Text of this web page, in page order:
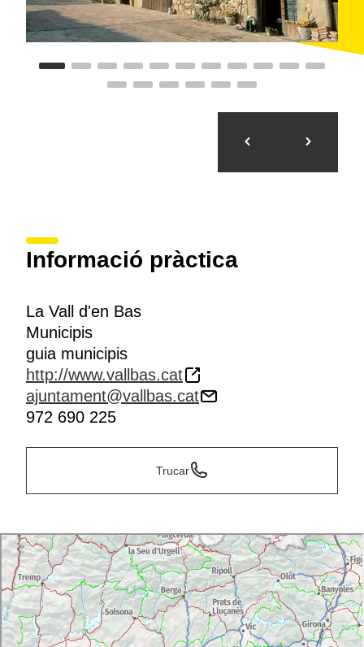
Informació pràctica
La Vall d'en Bas
Municipis
guia municipis
http://www.vallbas.cat
ajuntament@vallbas.cat
972 690 225
Trucar